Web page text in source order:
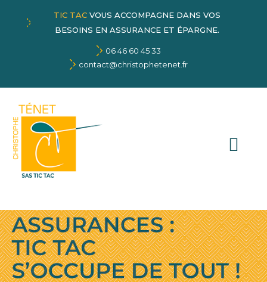
TIC TACVOUS ACCOMPAGNE DANS VOS
BESOINS EN ASSURANCE ET ÉPARGNE.
06 46 60 45 33
contact@christophetenet.fr